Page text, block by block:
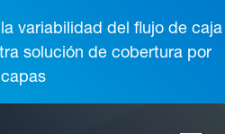
variabilidad del flujo de caja
solución de cobertura por
capas